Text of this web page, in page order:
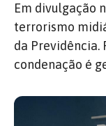
Em divulgação
terrorismo
da Previdência.
condenação é